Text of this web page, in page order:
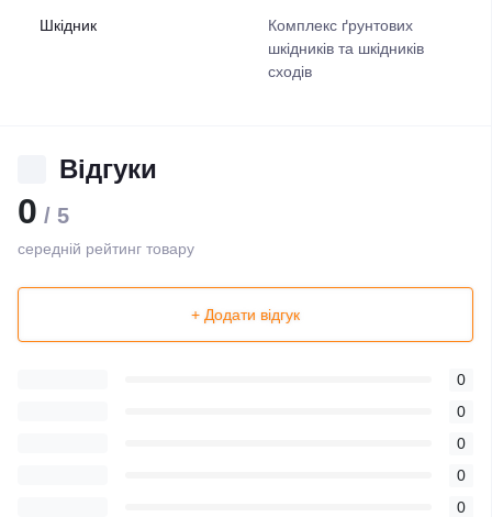
Шкідник
Комплекс ґрунтових
шкідників та шкідників
сходів
Відгуки
0 / 5
середній рейтинг товару
+ Додати відгук
0
0
0
0
0